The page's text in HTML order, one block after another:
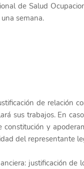
de Salud
semana.
de relación
sus trabajos. En
constitución y
del representante
justificación de